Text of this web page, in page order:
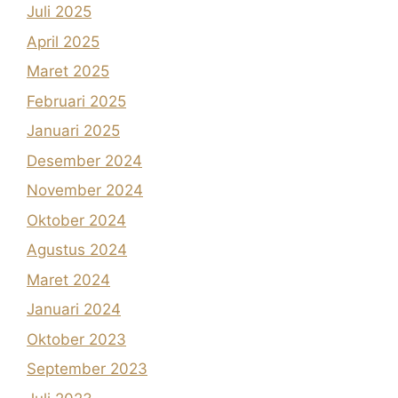
Juli 2025
April 2025
Maret 2025
Februari 2025
Januari 2025
Desember 2024
November 2024
Oktober 2024
Agustus 2024
Maret 2024
Januari 2024
Oktober 2023
September 2023